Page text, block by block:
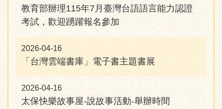
教育部辦理115年7月臺灣台語語言能力認證
考試，歡迎踴躍報名參加
2026-04-16
「台灣雲端書庫」電子書主題書展
2026-04-16
太保快樂故事屋-說故事活動-舉辦時間